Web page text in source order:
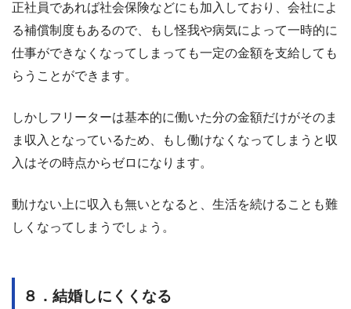
正社員であれば社会保険などにも加入しており、会社によ
る補償制度もあるので、もし怪我や病気によって一時的に
仕事ができなくなってしまっても一定の金額を支給しても
らうことができます。
しかしフリーターは基本的に働いた分の金額だけがそのま
ま収入となっているため、もし働けなくなってしまうと収
入はその時点からゼロになります。
動けない上に収入も無いとなると、生活を続けることも難
しくなってしまうでしょう。
８．結婚しにくくなる